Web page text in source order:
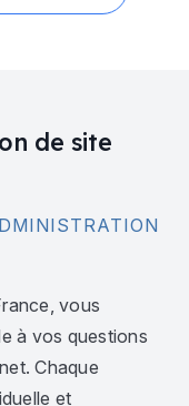
de site
vous
à vos questions
Chaque
et